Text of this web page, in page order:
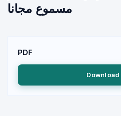
مسموع مجانا
PDF
Download